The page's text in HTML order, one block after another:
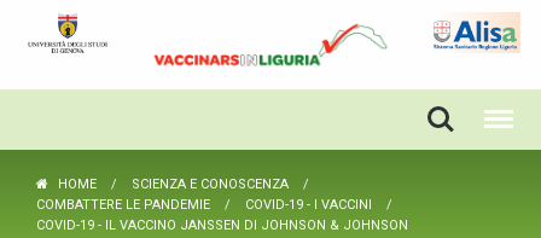
HOME
SCIENZA E CONOSCENZA
COMBATTERE LE PANDEMIE
COVID-19 - I VACCINI
COVID-19 - IL VACCINO JANSSEN DI JOHNSON & JOHNSON